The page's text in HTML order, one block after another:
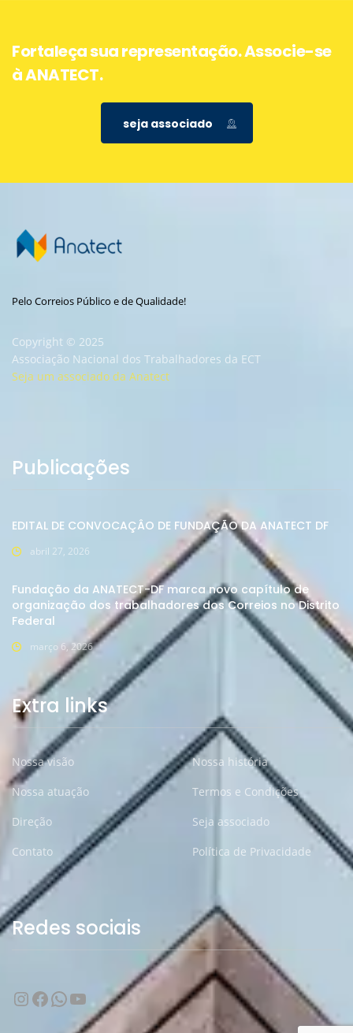
Fortaleça sua representação. Associe-se
à ANATECT.
seja associado
Pelo Correios Público e de Qualidade!
Copyright © 2025
Associação Nacional dos Trabalhadores da ECT
Seja um associado da Anatect
Publicações
EDITAL DE CONVOCAÇÂO DE FUNDAÇÃO DA ANATECT DF
abril 27, 2026
Fundação da ANATECT-DF marca novo capítulo de
organização dos trabalhadores dos Correios no Distrito
Federal
março 6, 2026
Extra links
Nossa visão
Nossa história
Nossa atuação
Termos e Condições
Direção
Seja associado
Contato
Política de Privacidade
Redes sociais
Instagram
Facebook
WhatsApp
Youtube